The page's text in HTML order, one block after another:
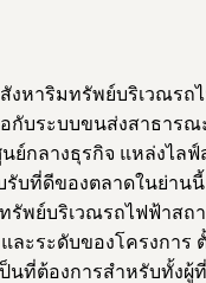
งหาริมทรัพย์บริเวณรถ
กับระบบขนส่งสาธาร
นย์กลางธุรกิจ แหล่งไ
รับที่ดีของตลาดในย่า
พย์บริเวณรถไฟฟ้าสถ
ละระดับของโครงการ
นที่ต้องการสำหรับทั้ง